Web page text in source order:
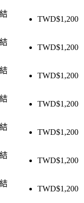
結
TWD$1,200
結
TWD$1,200
結
TWD$1,200
結
TWD$1,200
結
TWD$1,200
結
TWD$1,200
結
TWD$1,200